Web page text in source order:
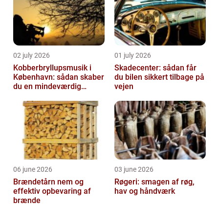
02 july 2026
Kobberbryllupsmusik i
København: sådan skaber
du en mindeværdig
01 july 2026
Skadecenter: sådan får
du bilen sikkert tilbage på
vejen
06 june 2026
Brændetårn nem og
effektiv opbevaring af
brænde
03 june 2026
Røgeri: smagen af røg,
hav og håndværk